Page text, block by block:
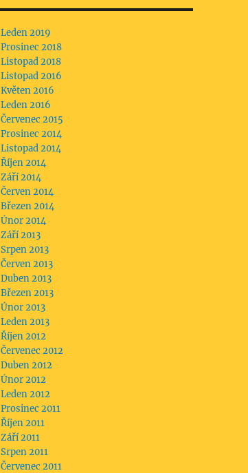
Leden 2019
Prosinec 2018
Listopad 2018
Listopad 2016
Květen 2016
Leden 2016
Červenec 2015
Prosinec 2014
Listopad 2014
Říjen 2014
Září 2014
Červen 2014
Březen 2014
Únor 2014
Září 2013
Srpen 2013
Červen 2013
Duben 2013
Březen 2013
Únor 2013
Leden 2013
Říjen 2012
Červenec 2012
Duben 2012
Únor 2012
Leden 2012
Prosinec 2011
Říjen 2011
Září 2011
Srpen 2011
Červenec 2011